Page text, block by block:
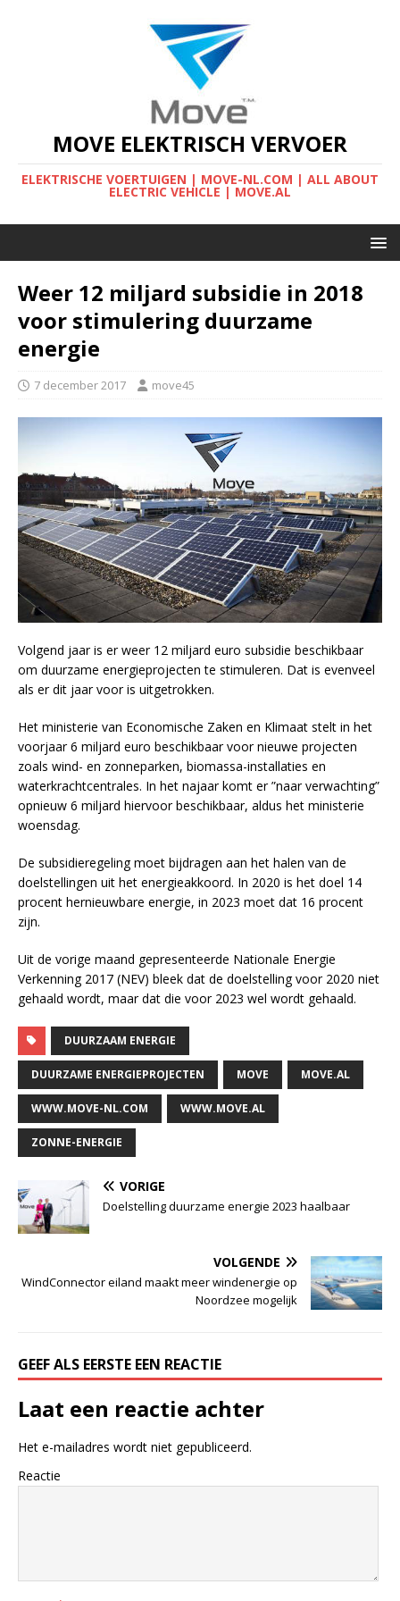
MOVE ELEKTRISCH VERVOER
ELEKTRISCHE VOERTUIGEN | MOVE-NL.COM | ALL ABOUT
ELECTRIC VEHICLE | MOVE.AL
Weer 12 miljard subsidie in 2018
voor stimulering duurzame
energie
7 december 2017 move45
Volgend jaar is er weer 12 miljard euro subsidie beschikbaar
om duurzame energieprojecten te stimuleren. Dat is evenveel
als er dit jaar voor is uitgetrokken.
Het ministerie van Economische Zaken en Klimaat stelt in het
voorjaar 6 miljard euro beschikbaar voor nieuwe projecten
zoals wind- en zonneparken, biomassa-installaties en
waterkrachtcentrales. In het najaar komt er ”naar verwachting”
opnieuw 6 miljard hiervoor beschikbaar, aldus het ministerie
woensdag.
De subsidieregeling moet bijdragen aan het halen van de
doelstellingen uit het energieakkoord. In 2020 is het doel 14
procent hernieuwbare energie, in 2023 moet dat 16 procent
zijn.
Uit de vorige maand gepresenteerde Nationale Energie
Verkenning 2017 (NEV) bleek dat de doelstelling voor 2020 niet
gehaald wordt, maar dat die voor 2023 wel wordt gehaald.
DUURZAAM ENERGIE
DUURZAME ENERGIEPROJECTEN MOVE MOVE.AL
WWW.MOVE-NL.COM WWW.MOVE.AL
ZONNE-ENERGIE
VORIGE
Doelstelling duurzame energie 2023 haalbaar
VOLGENDE
WindConnector eiland maakt meer windenergie op
Noordzee mogelijk
GEEF ALS EERSTE EEN REACTIE
Laat een reactie achter
Het e-mailadres wordt niet gepubliceerd.
Reactie